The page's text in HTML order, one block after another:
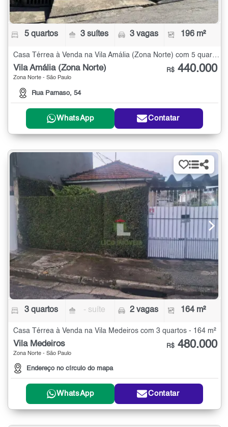
5 quartos 3 suítes 3 vagas 196 m²
Casa Térrea à Venda na Vila Amália (Zona Norte) com 5 quartos - 196 m²
Vila Amália (Zona Norte)
Zona Norte - São Paulo
Rua Parnaso, 54
R$ 440.000
WhatsApp Contatar
3 quartos - suíte 2 vagas 164 m²
Casa Térrea à Venda na Vila Medeiros com 3 quartos - 164 m²
Vila Medeiros
Zona Norte - São Paulo
Endereço no círculo do mapa
R$ 480.000
WhatsApp Contatar